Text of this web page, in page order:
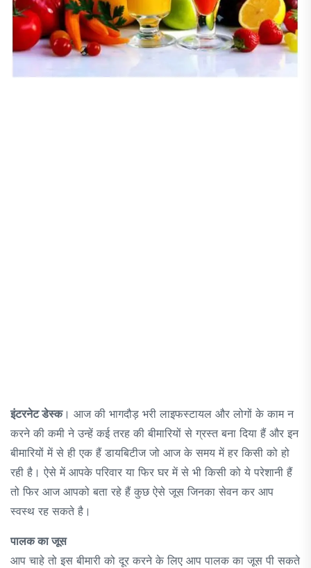
इंटरनेट डेस्क। आज की भागदौड़ भरी लाइफस्टायल और लोगों के काम न
करने की कमी ने उन्हें कई तरह की बीमारियों से ग्रस्त बना दिया हैं और इन
बीमारियों में से ही एक हैं डायबिटीज जो आज के समय में हर किसी को हो
रही है। ऐसे में आपके परिवार या फिर घर में से भी किसी को ये परेशानी हैं
तो फिर आज आपको बता रहे हैं कुछ ऐसे जूस जिनका सेवन कर आप
स्वस्थ रह सकते है।
पालक का जूस
आप चाहे तो इस बीमारी को दूर करने के लिए आप पालक का जूस पी सकते